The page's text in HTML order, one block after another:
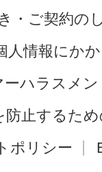
・ご契約の
人情報にか
ーハラスメ
防止するた
ポリシー